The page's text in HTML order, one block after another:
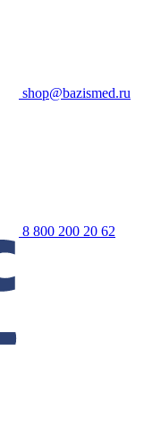
shop@bazismed.ru
8 800 200 20 62